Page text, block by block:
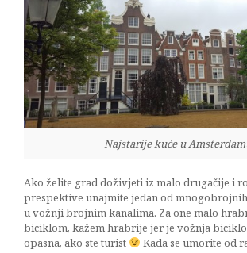
Najstarije kuće u
Ako želite grad doživjeti iz malo drugačije i
prespektive unajmite jedan od
u vožnji brojnim kanalima. Za one malo
biciklom, kažem hrabrije jer je vožnja
opasna, ako ste turist
Kada se umorite od